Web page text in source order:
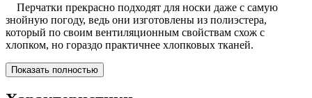
Перчатки прекрасно подходят для носки даже с самую
знойную погоду, ведь они изготовлены из полиэстера,
который по своим вентиляционным свойствам схож с
хлопком, но гораздо практичнее хлопковых тканей.
Показать полностью